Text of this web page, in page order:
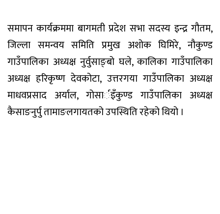
समापन कार्यक्रममा बागमती प्रदेश सभा सदस्य इन्द्र गौतम,
जिल्ला समन्वय समिति प्रमुख अशोक घिमिरे, नौकुण्ड
गाउँपालिका अध्यक्ष नुर्वुसाङ्बो घले, कालिका गाउँपालिका
अध्यक्ष हरिकृष्ण देवकोटा, उत्तरगया गाउँपालिका अध्यक्ष
माधवप्रसाद अर्याल, गोसार्इँकुण्ड गाउँपालिका अध्यक्ष
कैसाङनुर्पु तामाङलगायतको उपस्थिति रहेको थियो ।